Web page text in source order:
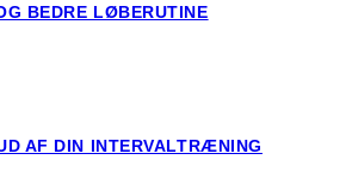
BEDRE LØBERUTINE
AF DIN INTERVALTRÆNING